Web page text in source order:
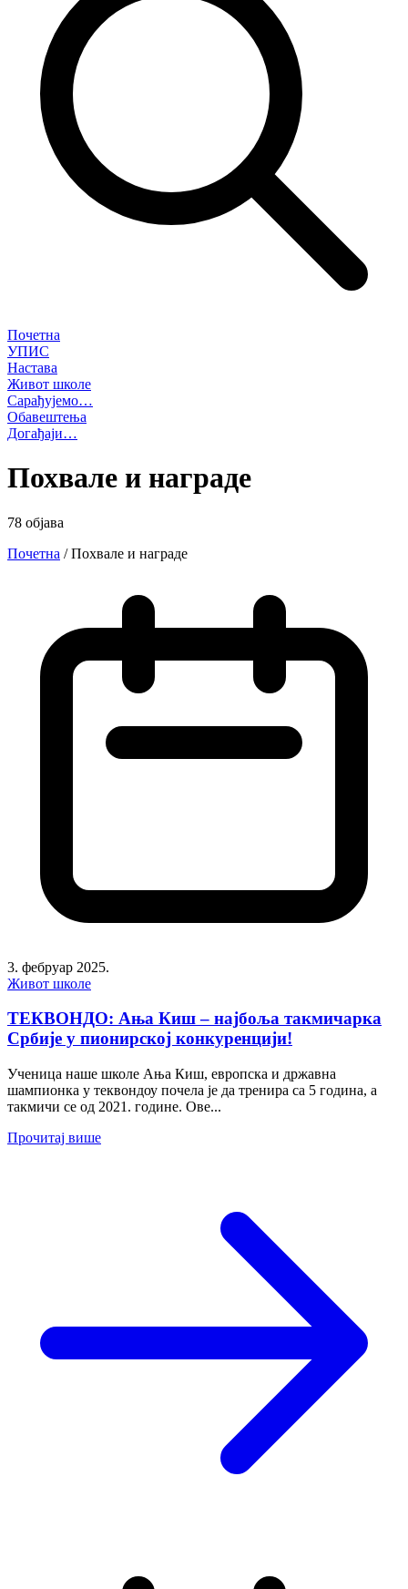
Почетна
УПИС
Настава
Живот школе
Сарађујемо…
Обавештења
Догађаји…
Похвале и награде
78 објава
Почетна / Похвале и награде
3. фебруар 2025.
Живот школе
ТЕКВОНДО: Ања Киш – најбоља такмичарка
Србије у пионирској конкуренцији!
Ученица наше школе Ања Киш, европска и државна
шампионка у теквондоу почела је да тренира са 5 година, а
такмичи се од 2021. године. Ове...
Прочитај више